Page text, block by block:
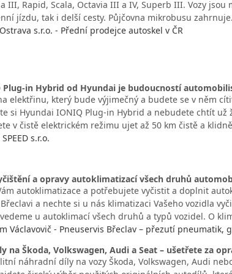
III, Rapid, Scala, Octavia III a IV, Superb III. Vozy
jízdu, tak i delší cesty. Půjčovna mikrobusu
s.r.o. - Přední prodejce autoskel v ČR
Plug-in Hybrid od Hyundai je budoucností
elektřinu, který bude výjimečný a budete se v něm
si Hyundai IONIQ Plug-in Hybrid a nebudete chtít už
v čistě elektrickém režimu ujet až 50 km čistě a
s.r.o.
a opravy autoklimatizací všech druhů
autoklimatizace a potřebujete vyčistit a doplnit
Břeclavi a nechte si u nás klimatizaci Vašeho vozidla
u autoklimací všech druhů a typů vozidel. O
Václavovič - Pneuservis Břeclav – přezutí pneumatik,
na Škoda, Volkswagen, Audi a Seat – ušetřete za
náhradní díly na vozy Škoda, Volkswagen, Audi